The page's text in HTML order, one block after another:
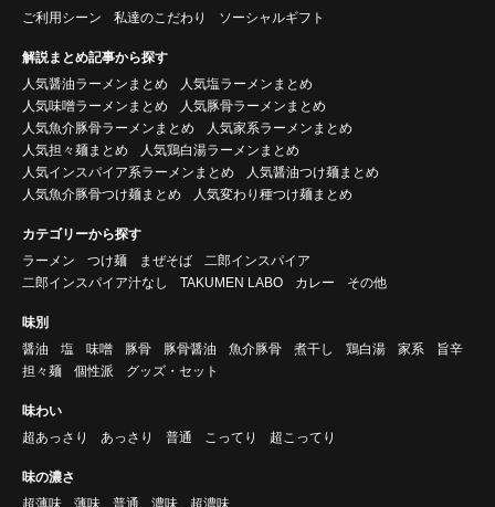
ご利用シーン
私達のこだわり ソーシャルギフト
解説まとめ記事から探す
人気醤油ラーメンまとめ
人気塩ラーメンまとめ
人気味噌ラーメンまとめ
人気豚骨ラーメンまとめ
人気魚介豚骨ラーメンまとめ
人気家系ラーメンまとめ
人気担々麺まとめ
人気鶏白湯ラーメンまとめ
人気インスパイア系ラーメンまとめ
人気醤油つけ麺まとめ
人気魚介豚骨つけ麺まとめ
人気変わり種つけ麺まとめ
カテゴリーから探す
ラーメン
つけ麺 まぜそば
二郎インスパイア
二郎インスパイア汁なし
TAKUMEN LABO カレー その他
味別
醤油
塩 味噌 豚骨 豚骨醤油 魚介豚骨 煮干し 鶏白湯 家系
旨辛
担々麺
個性派 グッズ・セット
味わい
超あっさり
あっさり 普通 こってり 超こってり
味の濃さ
超薄味
薄味 普通 濃味 超濃味